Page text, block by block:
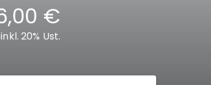
€
20% Ust.